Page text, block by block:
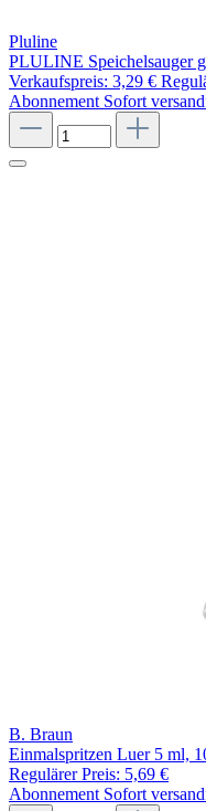
Pluline
PLULINE Speichelsauger
Verkaufspreis: 3,29 €
Abonnement Sofort
B. Braun
Einmalspritzen Luer 5 ml,
Regulärer Preis: 5,69 €
Abonnement Sofort